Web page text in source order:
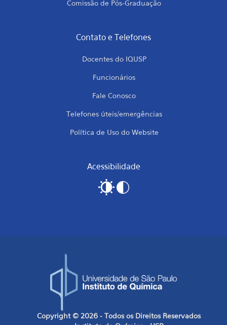
Comissão de Pós-Graduação
Contato e Telefones
Docentes do IQUSP
Funcionários
Fale Conosco
Telefones úteis/emergências
Política de Uso do Website
Acessibilidade
Copyright © 2026 - Todos os Direitos Reservados